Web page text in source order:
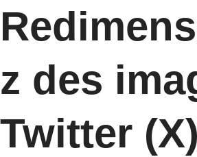
z des
Twitter (X)